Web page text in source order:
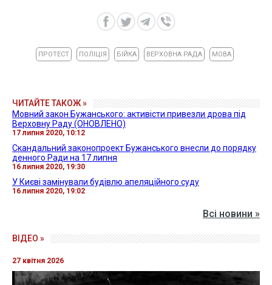
ПРОТЕСТ ПОЛІЦІЯ БІЙКА ВЕРХОВНА РАДА МОВА
ЧИТАЙТЕ ТАКОЖ »
Мовний закон Бужанського: активісти привезли дрова під
Верховну Раду (ОНОВЛЕНО)
17 липня 2020, 10:12
Скандальний законопроект Бужанського внесли до порядку
денного Ради на 17 липня
16 липня 2020, 19:30
У Києві замінували будівлю апеляційного суду
16 липня 2020, 19:02
Всі новини »
ВІДЕО »
27 квітня 2026